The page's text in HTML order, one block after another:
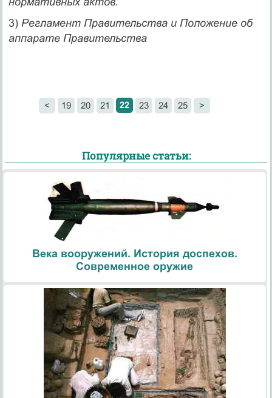
3) Регламент Правительства и Положение об
аппарате Правительства
< 19 20 21 22 23 24 25 >
Популярные статьи:
Века вооружений. История доспехов.
Современное оружие